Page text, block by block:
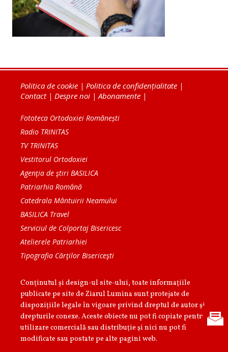
Politica de cookie | Politica de confidențialitate |
Contact| Despre noi |Abonamente |
Fototeca Ortodoxiei Românești
Radio TRINITAS
TV TRINITAS
Vestitorul Ortodoxiei
Agenţia de ştiri BASILICA
Patriarhia Română
Catedrala Mântuirii Neamului
BASILICA Travel
Serviciul de Colportaj Bisericesc
Atelierele Patriarhiei
Tipografia Cărţilor Bisericeşti
Conținutul și design-ul site-ului, toate informaţiile
publicate pe site de Ziarul Lumina sunt protejate de
dispoziţiile legale în vigoare privind dreptul de autor şi
drepturile conexe. Aceste obiecte nu pot fi copiate pentru
utilizare comercială sau distribuţie şi nici nu pot fi
modificate sau postate pe alte pagini web.